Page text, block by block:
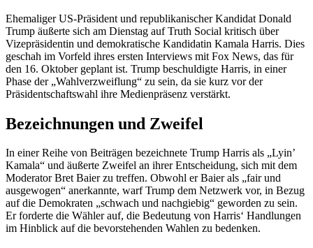
Ehemaliger US-Präsident und republikanischer Kandidat Donald
Trump äußerte sich am Dienstag auf Truth Social kritisch über
Vizepräsidentin und demokratische Kandidatin Kamala Harris. Dies
geschah im Vorfeld ihres ersten Interviews mit Fox News, das für
den 16. Oktober geplant ist. Trump beschuldigte Harris, in einer
Phase der „Wahlverzweiflung“ zu sein, da sie kurz vor der
Präsidentschaftswahl ihre Medienpräsenz verstärkt.
Bezeichnungen und Zweifel
In einer Reihe von Beiträgen bezeichnete Trump Harris als „Lyin’
Kamala“ und äußerte Zweifel an ihrer Entscheidung, sich mit dem
Moderator Bret Baier zu treffen. Obwohl er Baier als „fair und
ausgewogen“ anerkannte, warf Trump dem Netzwerk vor, in Bezug
auf die Demokraten „schwach und nachgiebig“ geworden zu sein.
Er forderte die Wähler auf, die Bedeutung von Harris‘ Handlungen
im Hinblick auf die bevorstehenden Wahlen zu bedenken.